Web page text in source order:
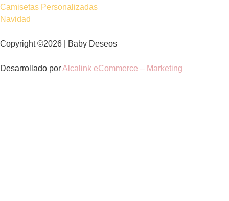
Camisetas Personalizadas
Navidad
Copyright ©2026 | Baby Deseos
Desarrollado porAlcalink eCommerce – Marketing